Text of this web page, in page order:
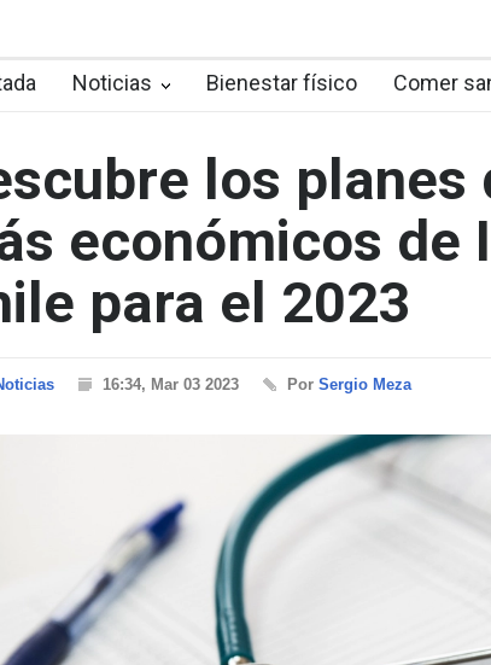
Noticias Bienestar físico Comer
los planes
económicos de
para el 2023
16:34, Mar 03 2023 Por Sergio Meza